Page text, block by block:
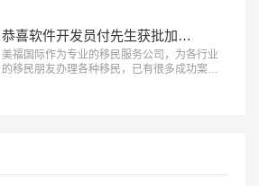
恭喜软件开发员付先生获批加拿大安省雇主担保移民！
美福国际作为专业的移民服务公司，为各行业
的移民朋友办理各种移民，已有很多成功案